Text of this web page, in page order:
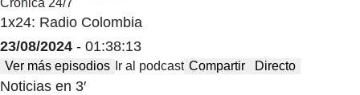
1x24: Radio Colombia
23/08/2024 - 01:38:13
Ver más episodios Ir al podcast Compartir Directo
Noticias en 3′